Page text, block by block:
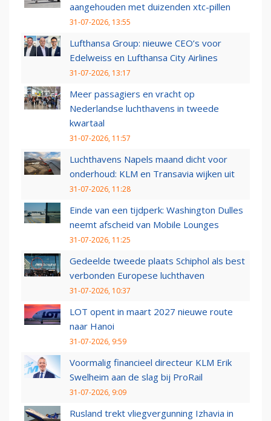
aangehouden met duizenden xtc-pillen
31-07-2026, 13:55
Lufthansa Group: nieuwe CEO’s voor
Edelweiss en Lufthansa City Airlines
31-07-2026, 13:17
Meer passagiers en vracht op
Nederlandse luchthavens in tweede
kwartaal
31-07-2026, 11:57
Luchthavens Napels maand dicht voor
onderhoud: KLM en Transavia wijken uit
31-07-2026, 11:28
Einde van een tijdperk: Washington Dulles
neemt afscheid van Mobile Lounges
31-07-2026, 11:25
Gedeelde tweede plaats Schiphol als best
verbonden Europese luchthaven
31-07-2026, 10:37
LOT opent in maart 2027 nieuwe route
naar Hanoi
31-07-2026, 9:59
Voormalig financieel directeur KLM Erik
Swelheim aan de slag bij ProRail
31-07-2026, 9:09
Rusland trekt vliegvergunning Izhavia in